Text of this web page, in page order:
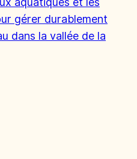
gérer durablement
dans la vallée de la